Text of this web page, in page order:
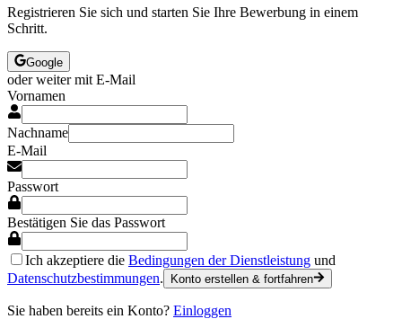
Registrieren Sie sich und starten Sie Ihre Bewerbung in einem
Schritt.
Google
oder weiter mit E-Mail
Vornamen
Nachname
E-Mail
Passwort
Bestätigen Sie das Passwort
Ich akzeptiere die Bedingungen der Dienstleistung und
Datenschutzbestimmungen. Konto erstellen & fortfahren
Sie haben bereits ein Konto? Einloggen